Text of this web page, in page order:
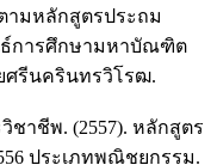
ามหลักสูตรประถม
การศึกษามหาบัณฑิต
ศรีนครินทรวิโรฒ.
ชาชีพ. (2557). หลักสูตร
ประเภทพณิชยกรรม.